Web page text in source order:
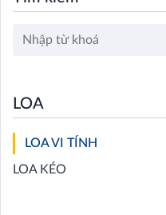
LOA
LOA VI TÍNH
LOA KÉO